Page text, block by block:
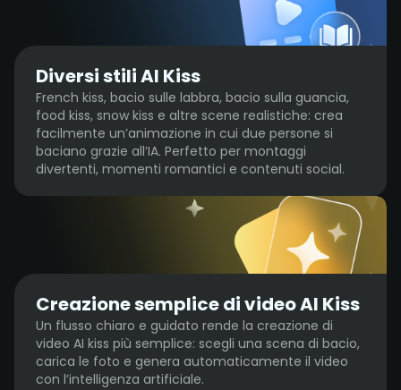
Diversi stili AI Kiss
French kiss, bacio sulle labbra, bacio sulla guancia,
food kiss, snow kiss e altre scene realistiche: crea
facilmente un’animazione in cui due persone si
baciano grazie all’IA. Perfetto per montaggi
divertenti, momenti romantici e contenuti social.
Creazione semplice di video AI Kiss
Un flusso chiaro e guidato rende la creazione di
video AI kiss più semplice: scegli una scena di bacio,
carica le foto e genera automaticamente il video
con l’intelligenza artificiale.